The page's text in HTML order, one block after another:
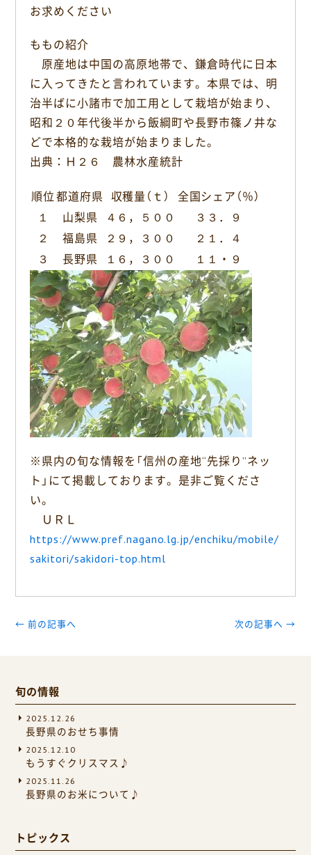
お求めください
ももの紹介
原産地は中国の高原地帯で、鎌倉時代に日本
に入ってきたと言われています。本県では、明
治半ばに小諸市で加工用として栽培が始まり、
昭和２０年代後半から飯綱町や長野市篠ノ井な
どで本格的な栽培が始まりました。
出典：Ｈ２６ 農林水産統計
順位 都道府県 収穫量（ｔ）
全国シェア（％）
１
山梨県 ４６，５００
３３．９
２
福島県 ２９，３００
２１．４
３
長野県 １６，３００ １１・９
※県内の旬な情報を「信州の産地“先採り”ネッ
ト」にて掲載しております。是非ご覧くださ
い。
ＵＲＬ
https://www.pref.nagano.lg.jp/enchiku/mobile/
sakitori/sakidori-top.html
← 前の記事へ 次の記事へ →
旬の情報
2025.12.26
長野県のおせち事情
2025.12.10
もうすぐクリスマス♪
2025.11.26
長野県のお米について♪
トピックス